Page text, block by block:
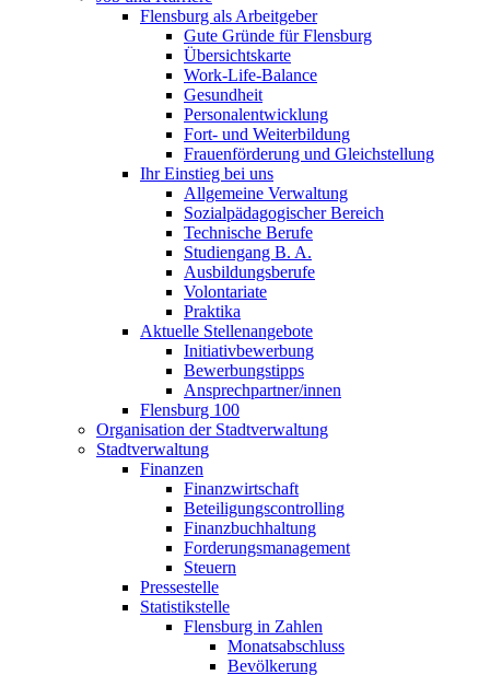
Flensburg als Arbeitgeber
Gute Gründe für Flensburg
Übersichtskarte
Work-Life-Balance
Gesundheit
Personalentwicklung
Fort- und Weiterbildung
Frauenförderung und Gleichstellung
Ihr Einstieg bei uns
Allgemeine Verwaltung
Sozialpädagogischer Bereich
Technische Berufe
Studiengang B. A.
Ausbildungsberufe
Volontariate
Praktika
Aktuelle Stellenangebote
Initiativbewerbung
Bewerbungstipps
Ansprechpartner/innen
Flensburg 100
Organisation der Stadtverwaltung
Stadtverwaltung
Finanzen
Finanzwirtschaft
Beteiligungscontrolling
Finanzbuchhaltung
Forderungsmanagement
Steuern
Pressestelle
Statistikstelle
Flensburg in Zahlen
Monatsabschluss
Bevölkerung